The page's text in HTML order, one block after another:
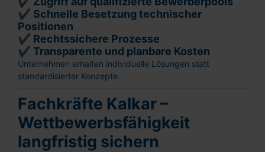
✔ Schnelle Besetzung technischer
Positionen
✔ Rechtssichere Prozesse
✔ Transparente und planbare Kosten
Unternehmen erhalten individuelle Lösungen statt
standardisierter Konzepte.
Fachkräfte Kalkar –
Wettbewerbsfähigkeit
langfristig sichern